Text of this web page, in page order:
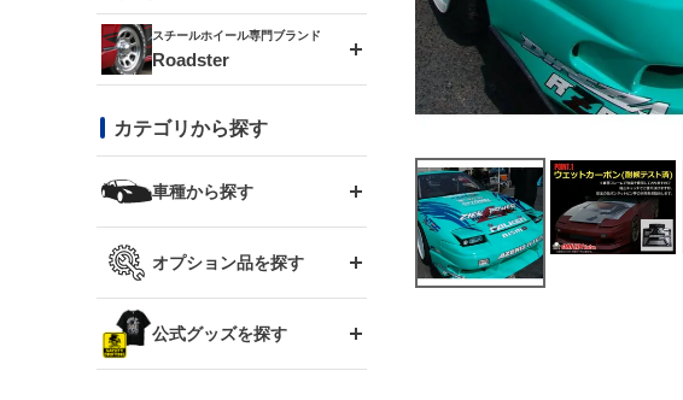
雷神(S15)
龍神(チェイサー)
レーシングライン
アタックライン
ストリームライン
スタイリッシュライン
ブラッシュフェンダー
コンバットアイ
GTウイング
リアウイング
ルーフウイング
ボンネット
MUD-S7
ボンネット
フェンダー
サイドパーツ
LUX MODEL SP
LUX MODEL
RUGGER MODEL
GROUND MODEL
PHANTOM LIP
オーバーフェンダー
リアウイング
スムージングバンパー
ワイパーガード
内装パーツ
スチールホイール専門ブランド
Roadster
DAYTONA-RS
DAYTONA-RS NEO
まつど家 鉄漢
まつど家 鉄心
カテゴリから探す
車種から探す
トヨタ
シルビア S13
スズキ
オプション品を探す
GTウイング用ラダー
公式グッズを探す